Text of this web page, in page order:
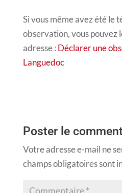
Si vous même avez été le
observation, vous pouvez
adresse : Déclarer une
Languedoc
Poster le
Votre adresse e-mail ne
champs obligatoires sont